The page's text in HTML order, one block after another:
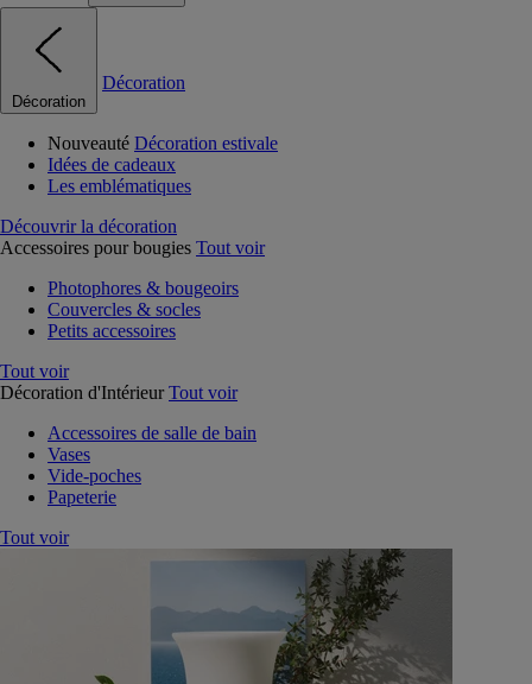
Décoration
Décoration
Nouveauté Décoration estivale
Idées de cadeaux
Les emblématiques
Découvrir la décoration
Accessoires pour bougies Tout voir
Photophores & bougeoirs
Couvercles & socles
Petits accessoires
Tout voir
Décoration d'Intérieur Tout voir
Accessoires de salle de bain
Vases
Vide-poches
Papeterie
Tout voir